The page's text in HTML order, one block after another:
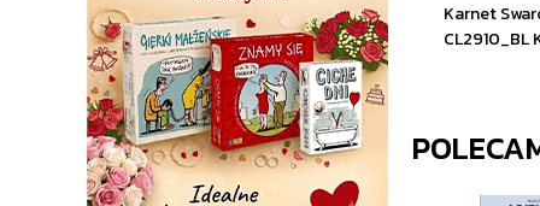
Karnet
CL2910_BL